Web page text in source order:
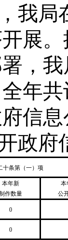
我
展
，
年
信
政府
十条第（一）项
本年新
作数量
本
公
0
0